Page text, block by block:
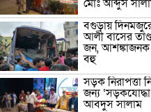
মোঃ আব্দুস
বগুড়ায়
আলী বাসের
জন, আশঙ্কাজনক
বহু
সড়ক নিরাপত্তা
জন্য
আবদুস সালাম